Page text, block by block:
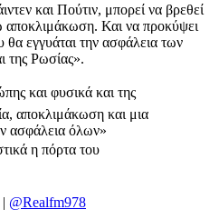
και Πούτιν, μπορεί να βρεθεί
αποκλιμάκωση. Και να προκύψει
εγγυάται την ασφάλεια των
της Ρωσίας».
και φυσικά και της
αποκλιμάκωση και μια
ασφάλεια όλων»
η πόρτα του
@Realfm978